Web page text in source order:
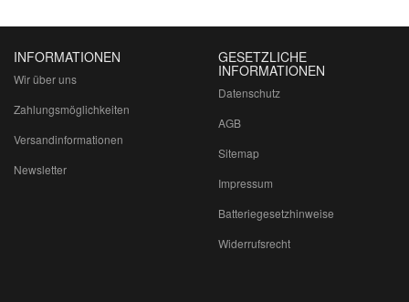
INFORMATIONEN
Wir über uns
Zahlungsmöglichkeiten
Versandinformationen
Newsletter
GESETZLICHE
INFORMATIONEN
Datenschutz
AGB
Sitemap
Impressum
Batteriegesetzhinweise
Widerrufsrecht